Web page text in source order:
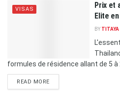
VISAS
Prix et
Elite
BY TITAYA
formules de résidence allant de 5 à
READ MORE